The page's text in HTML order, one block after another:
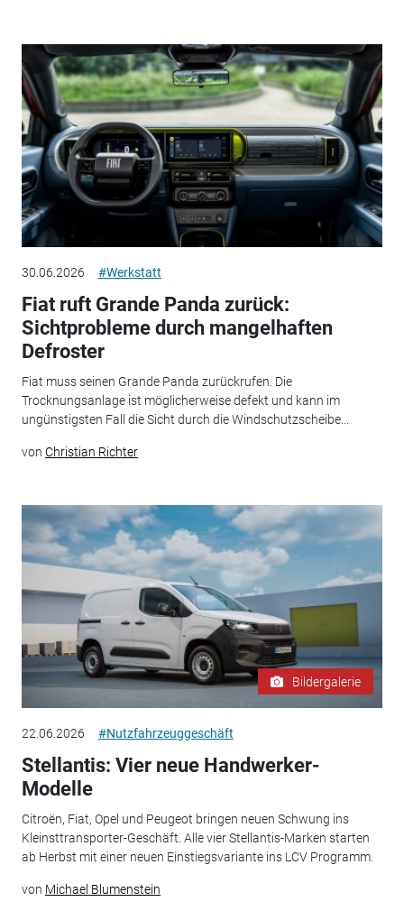
30.06.2026 #Werkstatt
Fiat ruft Grande Panda zurück:
Sichtprobleme durch mangelhaften
Defroster
Fiat muss seinen Grande Panda zurückrufen. Die
Trocknungsanlage ist möglicherweise defekt und kann im
ungünstigsten Fall die Sicht durch die Windschutzscheibe...
von Christian Richter
Bildergalerie
22.06.2026 #Nutzfahrzeuggeschäft
Stellantis: Vier neue Handwerker-
Modelle
Citroën, Fiat, Opel und Peugeot bringen neuen Schwung ins
Kleinsttransporter-Geschäft. Alle vier Stellantis-Marken starten
ab Herbst mit einer neuen Einstiegsvariante ins LCV Programm.
von Michael Blumenstein